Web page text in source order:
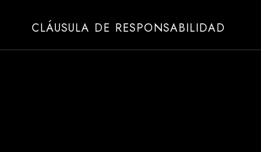
CLÁUSULA DE RESPONSABILIDAD